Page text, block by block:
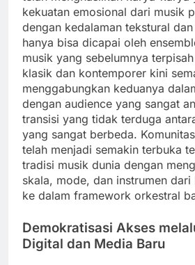
kekuatan emosional dari musik
dengan kedalaman tekstural
hanya bisa dicapai oleh
musik yang sebelumnya
klasik dan kontemporer kini
menggabungkan keduanya
dengan audience yang sangat
transisi yang tidak terduga
yang sangat berbeda.
telah menjadi semakin terbuka
tradisi musik dunia dengan
skala, mode, dan instrumen
ke dalam framework orkestral
Demokratisasi Akses
Digital dan Media Baru